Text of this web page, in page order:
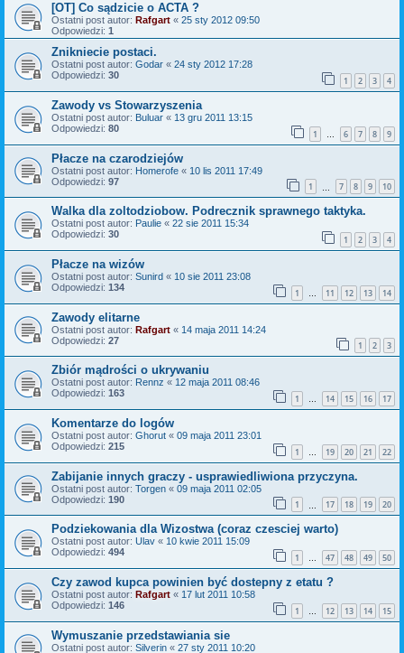
[OT] Co sądzicie o ACTA ?
Ostatni post autor: Rafgart « 25 sty 2012 09:50
Odpowiedzi: 1
Znikniecie postaci.
Ostatni post autor: Godar « 24 sty 2012 17:28
Odpowiedzi: 30 1 2 3 4
Zawody vs Stowarzyszenia
Ostatni post autor: Buluar « 13 gru 2011 13:15
Odpowiedzi: 80 1 … 6 7 8 9
Płacze na czarodziejów
Ostatni post autor: Homerofe « 10 lis 2011 17:49
Odpowiedzi: 97 1 7 8 9 10
Walka dla zoltodziobow. Podrecznik sprawnego taktyka.
Ostatni post autor: Paulie « 22 sie 2011 15:34
Odpowiedzi: 30 1 2 3 4
Płacze na wizów
Ostatni post autor: Sunird « 10 sie 2011 23:08
Odpowiedzi: 134 1 … 11 12 13 14
Zawody elitarne
Ostatni post autor: Rafgart « 14 maja 2011 14:24
Odpowiedzi: 27 1 2 3
Zbiór mądrości o ukrywaniu
Ostatni post autor: Rennz « 12 maja 2011 08:46
Odpowiedzi: 163 1 … 14 15 16 17
Komentarze do logów
Ostatni post autor: Ghorut « 09 maja 2011 23:01
Odpowiedzi: 215 1 … 19 20 21 22
Zabijanie innych graczy - usprawiedliwiona przyczyna.
Ostatni post autor: Torgen « 09 maja 2011 02:05
Odpowiedzi: 190 1 17 18 19 20
Podziekowania dla Wizostwa (coraz czesciej warto)
Ostatni post autor: Ulav « 10 kwie 2011 15:09
Odpowiedzi: 494 1 … 47 48 49 50
Czy zawod kupca powinien być dostepny z etatu ?
Ostatni post autor: Rafgart « 17 lut 2011 10:58
Odpowiedzi: 146 1 12 13 14 15
Wymuszanie przedstawiania sie
Ostatni post autor: Silverin « 27 sty 2011 10:20